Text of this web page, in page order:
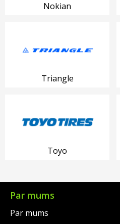
Nokian
Triangle
Toyo
Par mums
Par mums